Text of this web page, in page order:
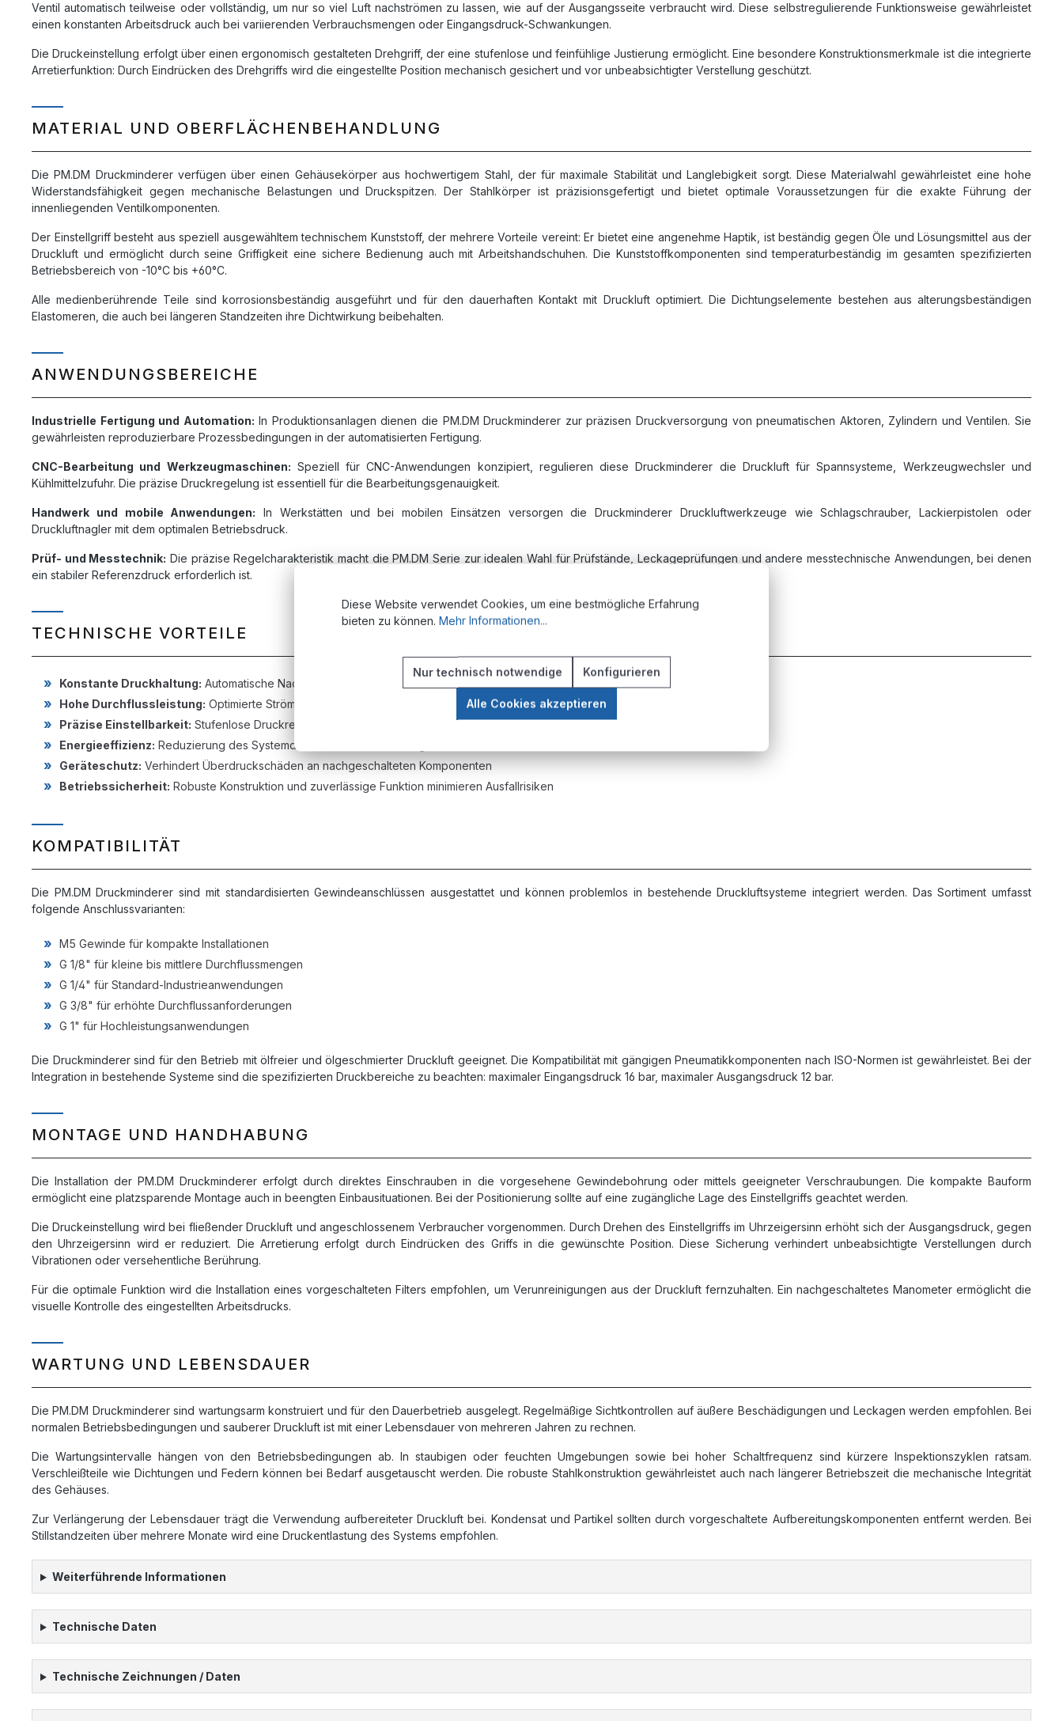
Ventil automatisch teilweise oder vollständig, um nur so viel Luft nachströmen zu lassen, wie auf der Ausgangsseite verbraucht wird. Diese selbstregulierende Funktionsweise gewährleistet
einen konstanten Arbeitsdruck auch bei variierenden Verbrauchsmengen oder Eingangsdruck-Schwankungen.
Die Druckeinstellung erfolgt über einen ergonomisch gestalteten Drehgriff, der eine stufenlose und feinfühlige Justierung ermöglicht. Eine besondere Konstruktionsmerkmale ist die integrierte
Arretierfunktion: Durch Eindrücken des Drehgriffs wird die eingestellte Position mechanisch gesichert und vor unbeabsichtigter Verstellung geschützt.
MATERIAL UND OBERFLÄCHENBEHANDLUNG
Die PM.DM Druckminderer verfügen über einen Gehäusekörper aus hochwertigem Stahl, der für maximale Stabilität und Langlebigkeit sorgt. Diese Materialwahl gewährleistet eine hohe
Widerstandsfähigkeit gegen mechanische Belastungen und Druckspitzen. Der Stahlkörper ist präzisionsgefertigt und bietet optimale Voraussetzungen für die exakte Führung der
innenliegenden Ventilkomponenten.
Der Einstellgriff besteht aus speziell ausgewähltem technischem Kunststoff, der mehrere Vorteile vereint: Er bietet eine angenehme Haptik, ist beständig gegen Öle und Lösungsmittel aus der
Druckluft und ermöglicht durch seine Griffigkeit eine sichere Bedienung auch mit Arbeitshandschuhen. Die Kunststoffkomponenten sind temperaturbeständig im gesamten spezifizierten
Betriebsbereich von -10°C bis +60°C.
Alle medienberührende Teile sind korrosionsbeständig ausgeführt und für den dauerhaften Kontakt mit Druckluft optimiert. Die Dichtungselemente bestehen aus alterungsbeständigen
Elastomeren, die auch bei längeren Standzeiten ihre Dichtwirkung beibehalten.
ANWENDUNGSBEREICHE
Industrielle Fertigung und Automation: In Produktionsanlagen dienen die PM.DM Druckminderer zur präzisen Druckversorgung von pneumatischen Aktoren, Zylindern und Ventilen. Sie
gewährleisten reproduzierbare Prozessbedingungen in der automatisierten Fertigung.
CNC-Bearbeitung und Werkzeugmaschinen: Speziell für CNC-Anwendungen konzipiert, regulieren diese Druckminderer die Druckluft für Spannsysteme, Werkzeugwechsler und
Kühlmittelzufuhr. Die präzise Druckregelung ist essentiell für die Bearbeitungsgenauigkeit.
Handwerk und mobile Anwendungen: In Werkstätten und bei mobilen Einsätzen versorgen die Druckminderer Druckluftwerkzeuge wie Schlagschrauber, Lackierpistolen oder
Druckluftnagler mit dem optimalen Betriebsdruck.
Prüf- und Messtechnik: Die präzise Regelcharakteristik macht die PM.DM Serie zur idealen Wahl für Prüfstände, Leckageprüfungen und andere messtechnische Anwendungen, bei denen
ein stabiler Referenzdruck erforderlich ist.
TECHNISCHE VORTEILE
Konstante Druckhaltung: Automatische Nachregelung bei Lastwechseln gewährleistet einen gleichbleibenden Ausgangsdruck
Hohe Durchflussleistung: Optimierte Strömungsführung minimiert Druckverluste auch bei maximaler Durchflussmenge
Präzise Einstellbarkeit: Stufenlose Druckregulierung ermöglicht exakte Anpassung an Prozessanforderungen
Energieeffizienz: Reduzierung des Systemdrucks auf das notwendige Maß senkt den Druckluftverbrauch und Betriebskosten
Geräteschutz: Verhindert Überdruckschäden an nachgeschalteten Komponenten
Betriebssicherheit: Robuste Konstruktion und zuverlässige Funktion minimieren Ausfallrisiken
KOMPATIBILITÄT
Die PM.DM Druckminderer sind mit standardisierten Gewindeanschlüssen ausgestattet und können problemlos in bestehende Druckluftsysteme integriert werden. Das Sortiment umfasst
folgende Anschlussvarianten:
M5 Gewinde für kompakte Installationen
G 1/8" für kleine bis mittlere Durchflussmengen
G 1/4" für Standard-Industrieanwendungen
G 3/8" für erhöhte Durchflussanforderungen
G 1" für Hochleistungsanwendungen
Die Druckminderer sind für den Betrieb mit ölfreier und ölgeschmierter Druckluft geeignet. Die Kompatibilität mit gängigen Pneumatikkomponenten nach ISO-Normen ist gewährleistet. Bei der
Integration in bestehende Systeme sind die spezifizierten Druckbereiche zu beachten: maximaler Eingangsdruck 16 bar, maximaler Ausgangsdruck 12 bar.
MONTAGE UND HANDHABUNG
Die Installation der PM.DM Druckminderer erfolgt durch direktes Einschrauben in die vorgesehene Gewindebohrung oder mittels geeigneter Verschraubungen. Die kompakte Bauform
ermöglicht eine platzsparende Montage auch in beengten Einbausituationen. Bei der Positionierung sollte auf eine zugängliche Lage des Einstellgriffs geachtet werden.
Die Druckeinstellung wird bei fließender Druckluft und angeschlossenem Verbraucher vorgenommen. Durch Drehen des Einstellgriffs im Uhrzeigersinn erhöht sich der Ausgangsdruck, gegen
den Uhrzeigersinn wird er reduziert. Die Arretierung erfolgt durch Eindrücken des Griffs in die gewünschte Position. Diese Sicherung verhindert unbeabsichtigte Verstellungen durch
Vibrationen oder versehentliche Berührung.
Für die optimale Funktion wird die Installation eines vorgeschalteten Filters empfohlen, um Verunreinigungen aus der Druckluft fernzuhalten. Ein nachgeschaltetes Manometer ermöglicht die
visuelle Kontrolle des eingestellten Arbeitsdrucks.
WARTUNG UND LEBENSDAUER
Die PM.DM Druckminderer sind wartungsarm konstruiert und für den Dauerbetrieb ausgelegt. Regelmäßige Sichtkontrollen auf äußere Beschädigungen und Leckagen werden empfohlen. Bei
normalen Betriebsbedingungen und sauberer Druckluft ist mit einer Lebensdauer von mehreren Jahren zu rechnen.
Die Wartungsintervalle hängen von den Betriebsbedingungen ab. In staubigen oder feuchten Umgebungen sowie bei hoher Schaltfrequenz sind kürzere Inspektionszyklen ratsam.
Verschleißteile wie Dichtungen und Federn können bei Bedarf ausgetauscht werden. Die robuste Stahlkonstruktion gewährleistet auch nach längerer Betriebszeit die mechanische Integrität
des Gehäuses.
Zur Verlängerung der Lebensdauer trägt die Verwendung aufbereiteter Druckluft bei. Kondensat und Partikel sollten durch vorgeschaltete Aufbereitungskomponenten entfernt werden. Bei
Stillstandzeiten über mehrere Monate wird eine Druckentlastung des Systems empfohlen.
Weiterführende Informationen
Technische Daten
Technische Zeichnungen / Daten
Diese Website verwendet Cookies, um eine bestmögliche Erfahrung
bieten zu können. Mehr Informationen...
Nur technisch notwendige Konfigurieren
Alle Cookies akzeptieren